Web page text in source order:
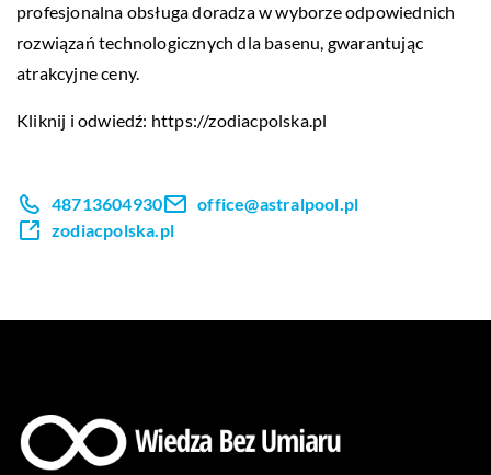
profesjonalna obsługa doradza w wyborze odpowiednich
rozwiązań technologicznych dla basenu, gwarantując
atrakcyjne ceny.
Kliknij i odwiedź: https://zodiacpolska.pl
48713604930
office@astralpool.pl
zodiacpolska.pl